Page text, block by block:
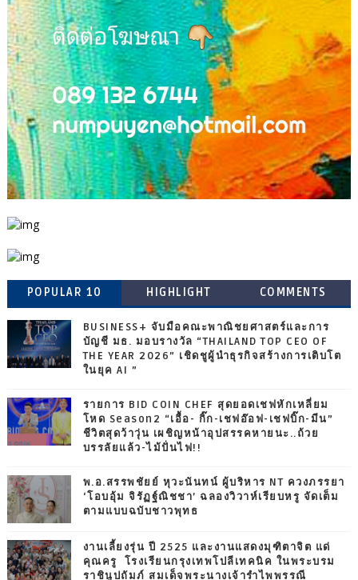
POPULAR 10 HIGHLIGHT COMMENTS
BUSINESS+ จับมือคณะพาณิชยศาสตร์และการ
บัญชี มธ. มอบรางวัล “THAILAND TOP CEO OF
THE YEAR 2026” เชิดชูผู้นำธุรกิจสร้างการเติบโต
ในยุค AI ”
รายการ BID COIN CHEF สุดยอดเชฟหักเหลี่ยม
โหด Season2 “เอื้อ- กิ๊ก-เชฟอ๊อฟ-เชฟบิ๊ก-มีน”
ชีวิตสุดว้าวุ่น เผชิญหน้าอุปสรรคหายนะ..ถ้วย
บรรลัยแล้ว-ไม้ปั่นไฟ!!
พ.อ.สรรพชัยย์ หุวะนันทน์ ผู้บริหาร NT ควงภรรยา
‘โอบอุ้ม จิรัฏฐ์ณิชชา’ ฉลองวิวาห์เรียบหรู จัดเต็ม
ตามแบบฉบับชาวพุทธ
งานเลี้ยงรุ่น ปี 2525 และงานแสดงมุฑิตาจิต แด่
คุณครู โรงเรียนกรุงเทพโปลีเทคนิค ในพระบรม
ราชินูปถัมภ์ สมเด็จพระนางเจ้ารำไพพรรณี